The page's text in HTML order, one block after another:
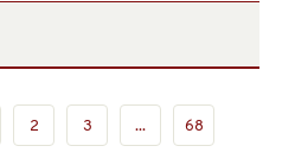
2 3 ... 68